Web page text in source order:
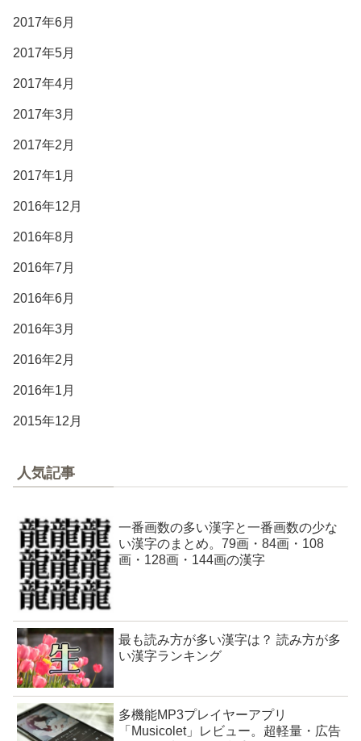
2017年6月
2017年5月
2017年4月
2017年3月
2017年2月
2017年1月
2016年12月
2016年8月
2016年7月
2016年6月
2016年3月
2016年2月
2016年1月
2015年12月
人気記事
一番画数の多い漢字と一番画数の少な
い漢字のまとめ。79画・84画・108
画・128画・144画の漢字
最も読み方が多い漢字は？ 読み方が多
い漢字ランキング
多機能MP3プレイヤーアプリ
「Musicolet」レビュー。超軽量・広告